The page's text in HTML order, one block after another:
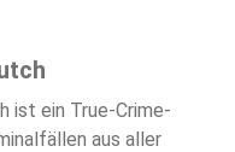
📩
Ibrahim Team
ist ein True-Crime-
aus aller